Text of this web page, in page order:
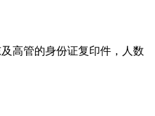
高管的身份证复印件，人数